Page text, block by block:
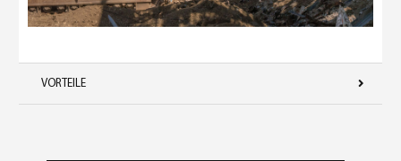
VORTEILE